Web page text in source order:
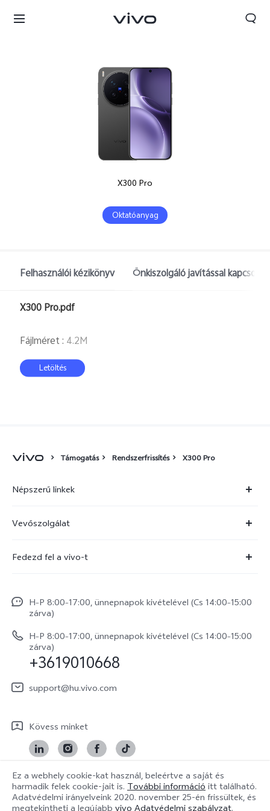
Hungary | Válasszon országot/régiót
X300 Pro
Oktatóanyag
Felhasználói kézikönyv Önkiszolgáló javítással
X300 Pro.pdf
Fájlméret : 4.2M
Letöltés
Támogatás Rendszerfrissítés X300 Pro
Népszerű linkek
X300 Pro
V70 FE
Y31 5G
vivo Buds Air3
Vevőszolgálat
Rendszerfrissítés
vivo Jótállási Politika
Vevőszolgálati adatvédelmi nyilatkozat
LUT-ok letöltése a Log helyreállításához
Fedezd fel a vivo-t
Jogi szabályozás
Rólunk
vivo Személyes Adatok Védelme
H–P 8:00–17:00, ünnepnapok kivételével (Cs 14:00–15:00
zárva)
H–P 8:00–17:00, ünnepnapok kivételével (Cs 14:00–15:00
zárva)
+3619010668
support@hu.vivo.com
Kövess minket
Hungary | Válasszon országot/régiót
Ez a webhely cookie-kat használ, beleértve a saját és
harmadik felek cookie-jait is. További információ itt található.
Adatvédelmi irányelveink 2020. november 25-én frissültek, és
megtekintheti a legújabb vivo Adatvédelmi szabályzat.